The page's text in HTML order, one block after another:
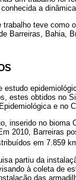
a
trabalho teve como
Barreiras, Bahia,
estudo
estes obtidos no
e no
inserido no bioma
2010, Barreiras
em 7.859
partiu da
à coleta de
das